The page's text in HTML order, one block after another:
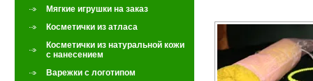
Мягкие игрушки на заказ
Косметички из атласа
Косметички из натуральной кожи
с нанесением
Варежки с логотипом